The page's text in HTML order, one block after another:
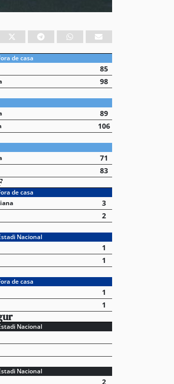
fan forts davant una demanda
que ja és històric
de casa
85
98
89
106
71
83
de casa
3
2
Nacional
1
1
de casa
1
1
Nacional
Nacional
2